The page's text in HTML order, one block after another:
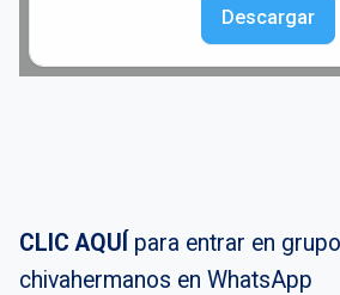
Descargar
CLIC AQUÍ para entrar en
chivahermanos en WhatsApp